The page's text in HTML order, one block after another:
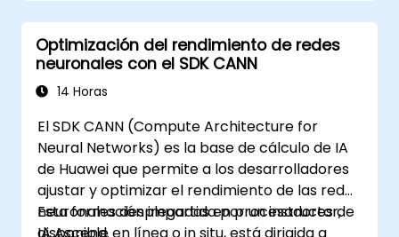
Optimización del rendimiento de redes
neuronales con el SDK CANN
14 Horas
El SDK CANN (Compute Architecture for
Neural Networks) es la base de cálculo de IA
de Huawei que permite a los desarrolladores
ajustar y optimizar el rendimiento de las redes
neuronales desplegadas en procesadores de
IA Ascend.
Esta formación impartida por un instructor,
disponible en línea o in situ, está dirigida a